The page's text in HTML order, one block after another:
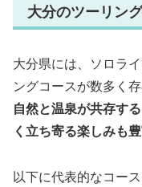
大分のツーリン
大分県には、ソロラ
ングコースが数多く存
自然と温泉が共存す
く立ち寄る楽しみも
以下に代表的なコー